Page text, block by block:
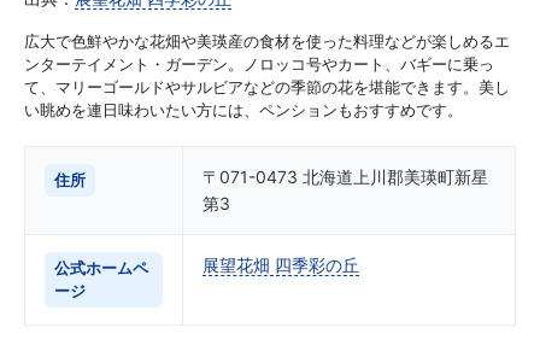
広大で色鮮やかな花畑や美瑛産の食材を使った料理などが楽しめるエ
ンターテイメント・ガーデン。ノロッコ号やカート、バギーに乗っ
て、マリーゴールドやサルビアなどの季節の花を堪能できます。美し
い眺めを連日味わいたい方には、ペンションもおすすめです。
住所
〒071-0473 北海道上川郡美瑛町新星
第3
公式ホームペ
ージ
展望花畑 四季彩の丘